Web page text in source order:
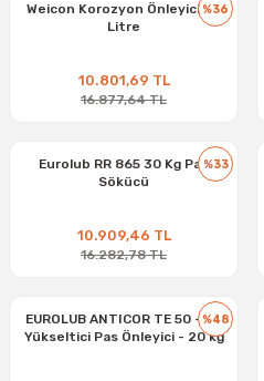
%36
Weicon Korozyon Önleyici - 5
Litre
10.801,69 TL
16.877,64 TL
%33
Eurolub RR 865 30 Kg Pas
Sökücü
10.909,46 TL
16.282,78 TL
%48
EUROLUB ANTICOR TE 50 - PH
Yükseltici Pas Önleyici - 20 kg